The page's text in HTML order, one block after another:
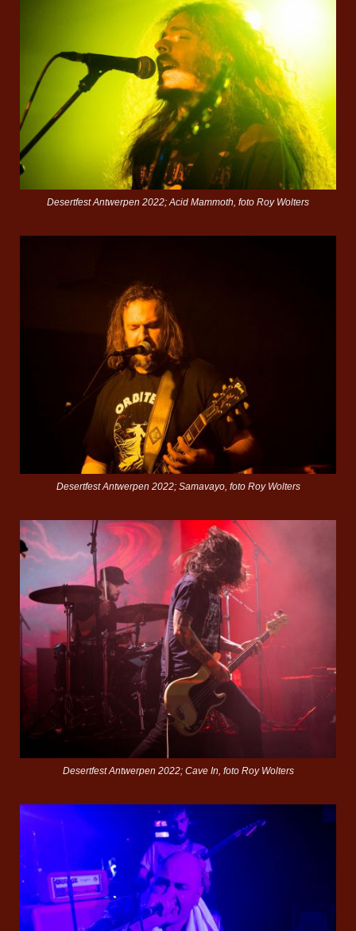
Desertfest Antwerpen 2022; Acid Mammoth, foto Roy Wolters
Desertfest Antwerpen 2022; Samavayo, foto Roy Wolters
Desertfest Antwerpen 2022; Cave In, foto Roy Wolters